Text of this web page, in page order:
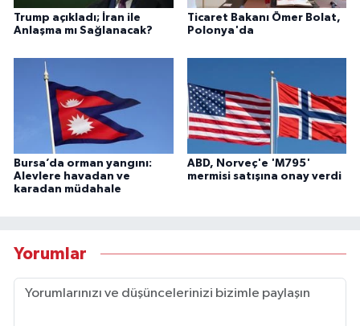
Trump açıkladı; İran ile
Anlaşma mı Sağlanacak?
Ticaret Bakanı Ömer Bolat,
Polonya'da
Bursa’da orman yangını:
Alevlere havadan ve
karadan müdahale
ABD, Norveç'e 'M795'
mermisi satışına onay verdi
Yorumlar